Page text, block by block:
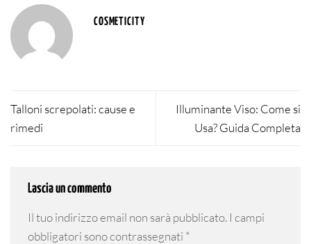
COSMETICITY
Talloni screpolati: cause e
rimedi
Illuminante Viso: Come si
Usa? Guida Completa
Lascia un commento
Il tuo indirizzo email non sarà pubblicato. I campi
obbligatori sono contrassegnati *